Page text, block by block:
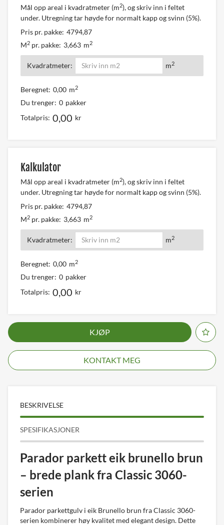
Mål opp areal i kvadratmeter (m2), og skriv inn i feltet
under. Utregning tar høyde for normalt kapp og svinn (5%).
Pris pr. pakke: 4794,87
M2 pr. pakke: 3,663 m2
Kvadratmeter: m2
Beregnet: 0,00 m2
Du trenger: 0 pakker
Totalpris: 0,00 kr
Kalkulator
Mål opp areal i kvadratmeter (m2), og skriv inn i feltet
under. Utregning tar høyde for normalt kapp og svinn (5%).
Pris pr. pakke: 4794,87
M2 pr. pakke: 3,663 m2
Kvadratmeter: m2
Beregnet: 0,00 m2
Du trenger: 0 pakker
Totalpris: 0,00 kr
KJØP
KONTAKT MEG
BESKRIVELSE
SPESIFIKASJONER
Parador parkett eik brunello brun
– brede plank fra Classic 3060-
serien
Parador parkettgulv i eik Brunello brun fra Classic 3060-
serien kombinerer høy kvalitet med elegant design. Dette